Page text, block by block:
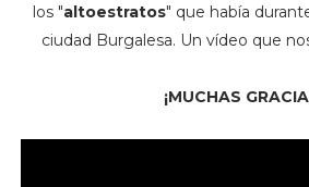
los "altoestratos" que había
ciudad Burgalesa. Un vídeo que
¡MUCHAS